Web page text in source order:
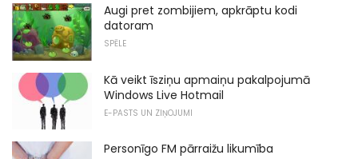
Augi pret zombijiem, apkrāptu kodi
datoram
SPĒLE
Kā veikt īsziņu apmaiņu pakalpojumā
Windows Live Hotmail
E-PASTS UN ZIŅOJUMI
Personīgo FM pārraižu likumība